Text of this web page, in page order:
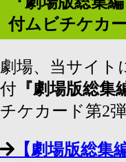
付ムビチケカ
劇場、当サイト
付 『劇場版総
チケカード第2
【劇場版総